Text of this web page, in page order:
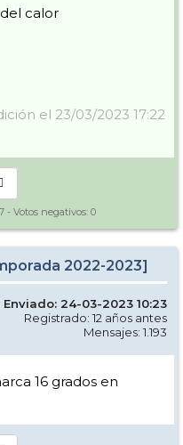
calor
el 23/03/2023 17:22
7 - Votos negativos: 0
2022-2023]
Enviado: 24-03-2023 10:23
Registrado: 12 años antes
Mensajes: 1.193
16 grados en